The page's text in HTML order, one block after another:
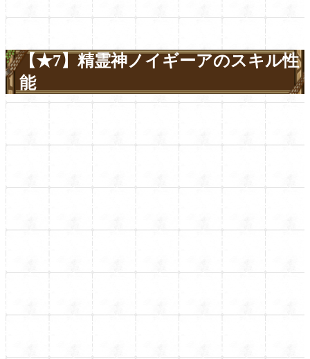
【★7】精霊神ノイギーアのスキル性
能